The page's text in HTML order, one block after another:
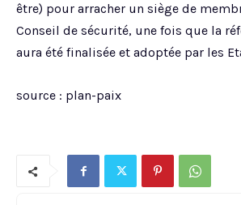
être) pour arracher un siège de
Conseil de sécurité, une fois que la
aura été finalisée et adoptée par les
source : plan-paix